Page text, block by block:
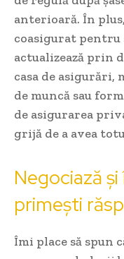
anterioară. În
coasigurat pentru
actualizează prin
casa de asigurări,
de muncă sau
de asigurarea
grijă de a avea
Negociază
primești
Îmi place să